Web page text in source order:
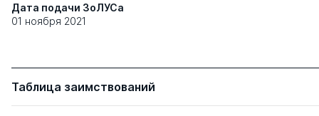
Дата подачи ЗоЛУСа
01 ноября 2021
Таблица заимствований